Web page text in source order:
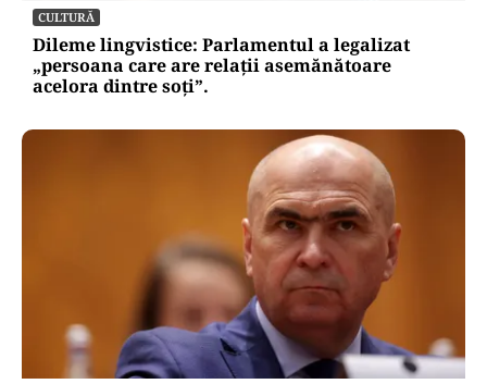
CULTURĂ
Dileme lingvistice: Parlamentul a legalizat
„persoana care are relații asemănătoare
acelora dintre soți”.